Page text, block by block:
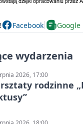
Facebook Google
wydarzenia
2026, 17:00
rodzinne